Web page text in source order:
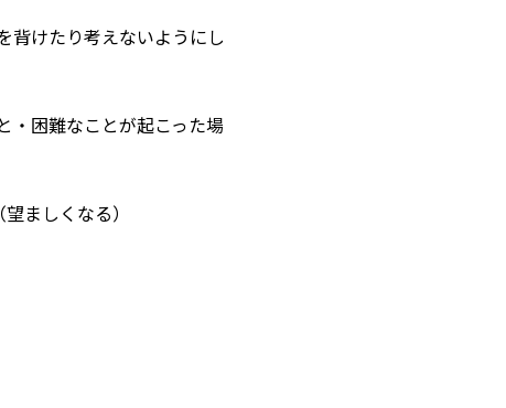
背けたり考えないようにし
・困難なことが起こった場
ましくなる）